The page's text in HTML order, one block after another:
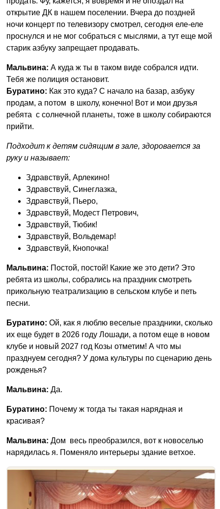
открытие ДК в нашем поселении. Вчера до поздней
ночи концерт по телевизору смотрел, сегодня еле-еле
проснулся и не мог собраться с мыслями, а тут еще мой
старик азбуку запрещает продавать.
Мальвина: А куда ж ты в таком виде собрался идти.
Тебя же полиция остановит.
Буратино: Как это куда? С начало на базар, азбуку
продам, а потом в школу, конечно! Вот и мои друзья
ребята с солнечной планеты, тоже в школу собираются
прийти.
Подходит к детям сидящим в зале, здоровается за
руку и называет:
Здравствуй, Арлекино!
Здравствуй, Синеглазка,
Здравствуй, Пьеро,
Здравствуй, Модест Петрович,
Здравствуй, Тюбик!
Здравствуй, Вольдемар!
Здравствуй, Кнопочка!
Мальвина: Постой, постой! Какие же это дети? Это
ребята из школы, собрались на праздник смотреть
прикольную театрализацию в сельском клубе и петь
песни.
Буратино: Ой, как я люблю веселые праздники, сколько
их еще будет в 2026 году Лошади, а потом еще в новом
клубе и новый 2027 год Козы отметим! А что мы
празднуем сегодня? У дома культуры по сценарию день
рожденья?
Мальвина: Да.
Буратино: Почему ж тогда ты такая нарядная и
красивая?
Мальвина: Дом весь преобразился, вот к новоселью
нарядилась я. Поменяло интерьеры здание ветхое.